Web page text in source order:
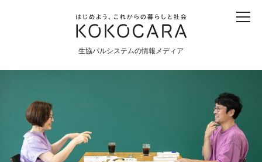
生協パルシステムの情報メディア
産直 食育 食べる 震災
食と農
暮らしと社会
環境と平和